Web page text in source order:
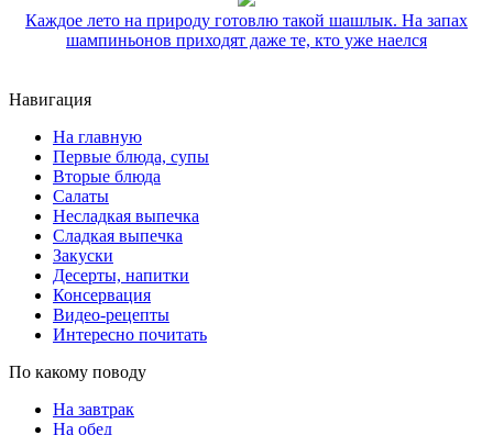
Каждое лето на природу готовлю такой шашлык. На запах
шампиньонов приходят даже те, кто уже наелся
Навигация
На главную
Первые блюда, супы
Вторые блюда
Салаты
Несладкая выпечка
Сладкая выпечка
Закуски
Десерты, напитки
Консервация
Видео-рецепты
Интересно почитать
По какому поводу
На завтрак
На обед